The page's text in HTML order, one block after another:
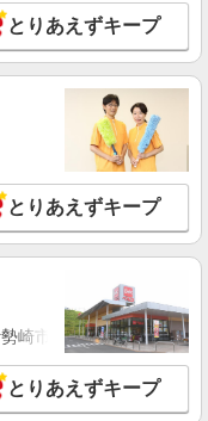
とりあえずキープ
とりあえずキープ
崎市・太田市・館林市
とりあえずキープ